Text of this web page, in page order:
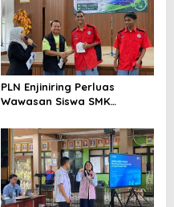
PLN Enjiniring Perluas
Wawasan Siswa SMK
Perubahan Iklim